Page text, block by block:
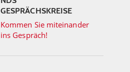
GESPRÄCHSKREISE
Kommen Sie miteinander
ins Gespräch!